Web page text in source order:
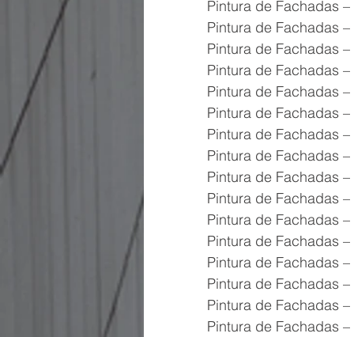
Pintura de Fachadas
Pintura de Fachadas
Pintura de Fachadas
Pintura de Fachadas
Pintura de Fachadas
Pintura de Fachadas
Pintura de Fachadas
Pintura de Fachadas
Pintura de Fachadas
Pintura de Fachadas
Pintura de Fachadas
Pintura de Fachadas
Pintura de Fachadas
Pintura de Fachadas
Pintura de Fachadas
Pintura de Fachadas